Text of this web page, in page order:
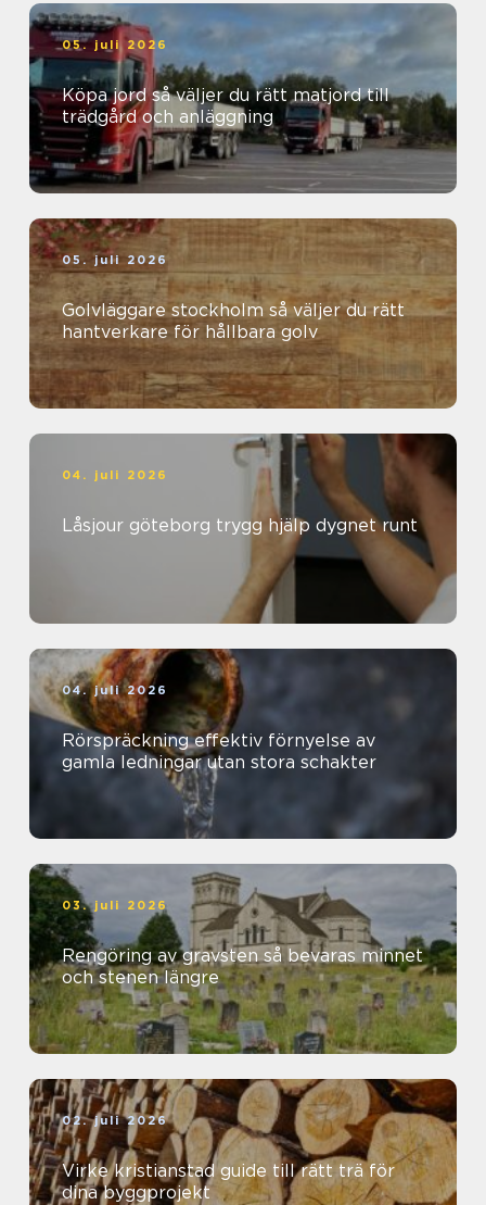
05. juli 2026
Köpa jord så väljer du rätt matjord till
trädgård och anläggning
05. juli 2026
Golvläggare stockholm så väljer du rätt
hantverkare för hållbara golv
04. juli 2026
Låsjour göteborg trygg hjälp dygnet runt
04. juli 2026
Rörspräckning effektiv förnyelse av
gamla ledningar utan stora schakter
03. juli 2026
Rengöring av gravsten så bevaras minnet
och stenen längre
02. juli 2026
Virke kristianstad guide till rätt trä för
dina byggprojekt